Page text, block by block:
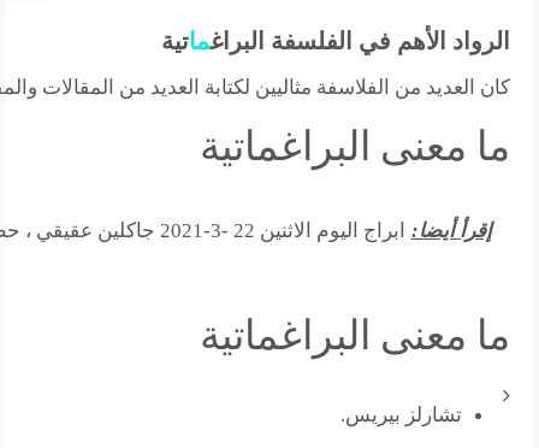
الرواد الأهم في الفلسفة البراغماتية
كان العديد من الفلاسفة مثاليين لكتابة العديد من المقالات
ما معنى البراغماتية
إقرأ أيضا: ابراج اليوم الاثنين 22 -3-2021 جاكلين عقيقي ، حظك اليوم 22
ما معنى البراغماتية
تشارلز بيريس.